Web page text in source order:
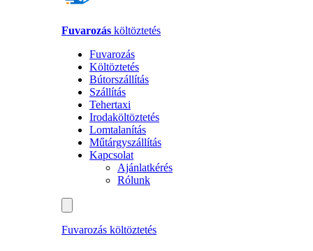
Fuvarozás költöztetés
Fuvarozás
Költöztetés
Bútorszállítás
Szállítás
Tehertaxi
Irodaköltöztetés
Lomtalanítás
Műtárgyszállítás
Kapcsolat
Ajánlatkérés
Rólunk
Fuvarozás költöztetés